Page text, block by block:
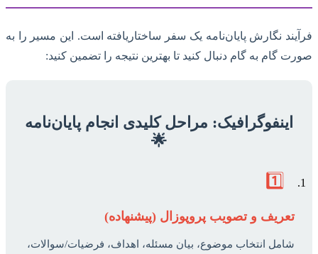
فرآیند نگارش پایان‌نامه یک سفر ساختاریافته است. این مسیر را به
صورت گام به گام دنبال کنید تا بهترین نتیجه را تضمین کنید:
اینفوگرافیک: مراحل کلیدی انجام پایان‌نامه
🌟
1️⃣
تعریف و تصویب پروپوزال (پیشنهاده)
شامل انتخاب موضوع، بیان مسئله، اهداف، فرضیات/سوالات،